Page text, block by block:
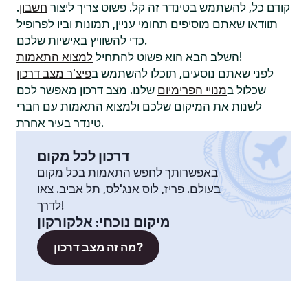
קודם כל, להשתמש בטינדר זה קל. פשוט צריך ליצור חשבון.
תוודאו שאתם מוסיפים תחומי עניין, תמונות וביו לפרופיל
כדי להשוויץ באישיות שלכם.
השלב הבא הוא פשוט להתחיל למצוא התאמות
!
לפני שאתם נוסעים, תוכלו להשתמש בפיצ'ר מצב דרכון
שכלול במנויי הפרימיום שלנו. מצב דרכון מאפשר לכם
לשנות את המיקום שלכם ולמצוא התאמות עם חברי
טינדר בעיר אחרת.
דרכון לכל מקום
באפשרותך לחפש התאמות בכל מקום
בעולם. פריז, לוס אנג'לס, תל אביב. צאו
לדרך!
מיקום נוכחי: אלקורקון
מה זה מצב דרכון?